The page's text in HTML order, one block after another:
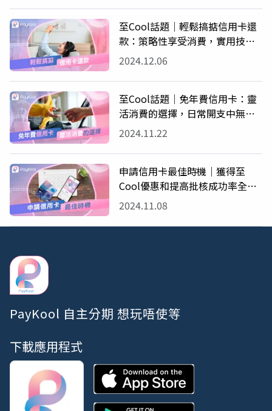
至Cool話題｜輕鬆搞掂信用卡還
款：策略性享受消費，實用技巧
助你輕鬆還款
2024.12.06
至Cool話題｜免年費信用卡：靈
活消費的選擇，日常開支中無需
擔心額外負擔
2024.11.22
申請信用卡最佳時機｜獲得至
Cool優惠和提高批核成功率全攻
略
2024.11.08
PayKool 自主分期 想玩唔使等
下載應用程式